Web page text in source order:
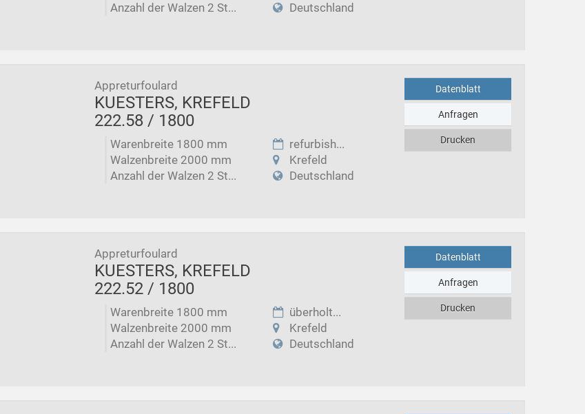
Anzahl der Walzen 2 St...
Deutschland
Appreturfoulard
KUESTERS, KREFELD
222.58 / 1800
Warenbreite 1800 mm
Walzenbreite 2000 mm
Anzahl der Walzen 2 St...
refurbish...
Krefeld
Deutschland
Datenblatt
Anfragen
Drucken
Appreturfoulard
KUESTERS, KREFELD
222.52 / 1800
Warenbreite 1800 mm
Walzenbreite 2000 mm
Anzahl der Walzen 2 St...
überholt...
Krefeld
Deutschland
Datenblatt
Anfragen
Drucken